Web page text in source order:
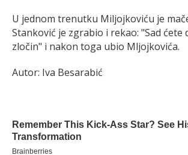
U jednom trenutku Miljojkoviću je
Stanković je zgrabio i rekao: "Sad ćete
zločin" i nakon toga ubio Mljojkovića.
Autor: Iva Besarabić